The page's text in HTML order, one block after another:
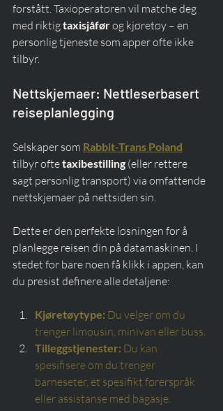
forstått. Taxioperatøren vil matche deg
med riktig taxisjåfør og kjøretøy – en
personlig tjeneste som apper ofte ikke
tilbyr.
Nettskjemaer: Nettleserbasert
reiseplanlegging
Selskaper som Rabbit-Trans Poland
tilbyr ofte taxibestilling (eller rettere
sagt personlig transport) via omfattende
nettskjemaer på nettsiden sin.
Dette er den perfekte løsningen for å
planlegge reisen din på datamaskinen. I
stedet for bare noen få klikk i appen, kan
du presist definere alle detaljene:
Kjøretøytype: Du velger om du
trenger limousin, minivan eller buss.
Tilleggstjenester: Du kan
spesifisere om du trenger
barneseter, et spesifikt førerspråk
eller assistanse med bagasje.